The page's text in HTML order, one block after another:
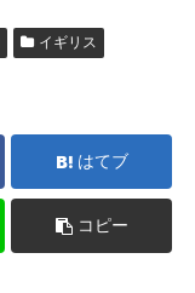
イギリス
はてブ
コピー